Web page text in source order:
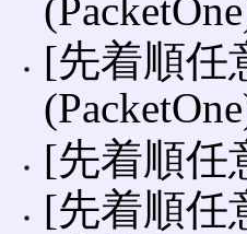
[先着順任
[先着順任
[先着順任